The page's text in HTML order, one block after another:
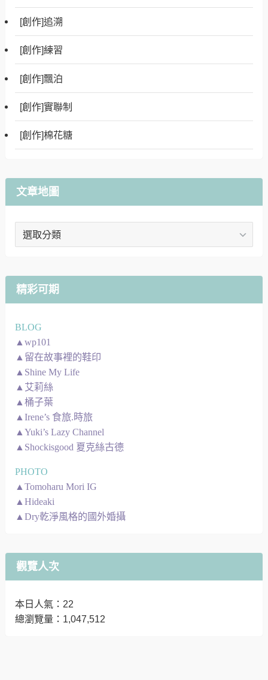
[創作]追溯
[創作]練習
[創作]飄泊
[創作]實聯制
[創作]棉花糖
文章地圖
文
圖
精彩可期
BLOG
▲wp101
▲留在故事裡的鞋印
▲Shine My Life
▲艾莉絲
▲桶子葉
▲Irene’s 食旅.時旅
▲Yuki’s Lazy Channel
▲Shockisgood 夏克絲古德
PHOTO
▲Tomoharu Mori IG
▲Hideaki
▲Dry乾淨風格的國外婚攝
觀覽人次
本日人氣：22
總瀏覽量：1,047,512